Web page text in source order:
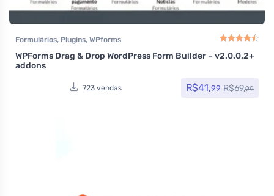
Formulários, Plugins, WPforms
Avaliação4.50
WPForms Drag & Drop WordPress Form Builder – v2.0.0.2+
addons
723 vendas R$41,99 R$69,99